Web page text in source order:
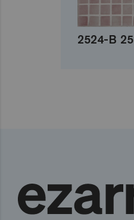
2524-B 25